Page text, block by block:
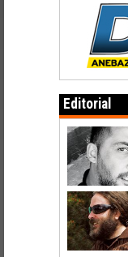
Editorial